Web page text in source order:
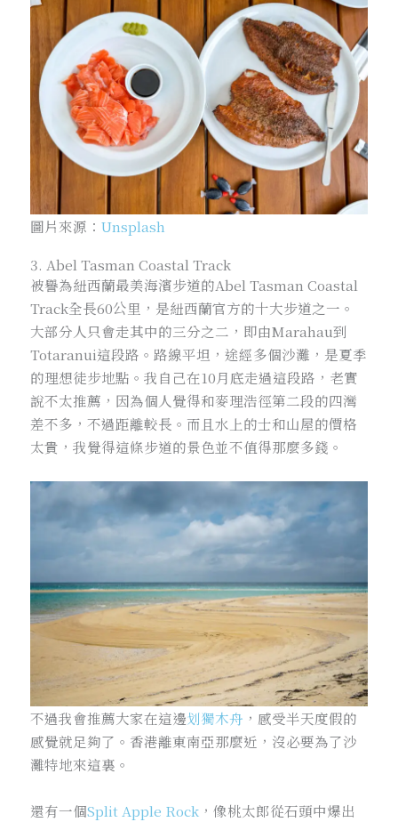
圖片來源： Unsplash
3. Abel Tasman Coastal Track
被譽為紐西蘭最美海濱步道的Abel Tasman Coastal
Track全長60公里，是紐西蘭官方的十大步道之一。
大部分人只會走其中的三分之二，即由Marahau到
Totaranui這段路。路線平坦，途經多個沙灘，是夏季
的理想徒步地點。我自己在10月底走過這段路，老實
說不太推薦，因為個人覺得和麥理浩徑第二段的四灣
差不多，不過距離較長。而且水上的士和山屋的價格
太貴，我覺得這條步道的景色並不值得那麼多錢。
不過我會推薦大家在這邊划獨木舟 ，感受半天度假的
感覺就足夠了。香港離東南亞那麼近，沒必要為了沙
灘特地來這裏。
還有一個Split Apple Rock，像桃太郎從石頭中爆出